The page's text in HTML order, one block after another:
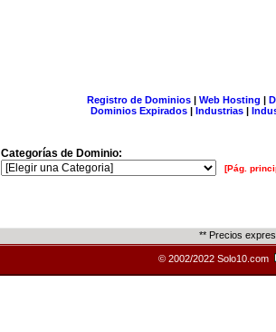
Registro de Dominios| Web Hosting |
Dominios Expirados | Industrias |
Categorías de Dominio:
[Pág.
** Precios
© 2002/2022 Solo10.com